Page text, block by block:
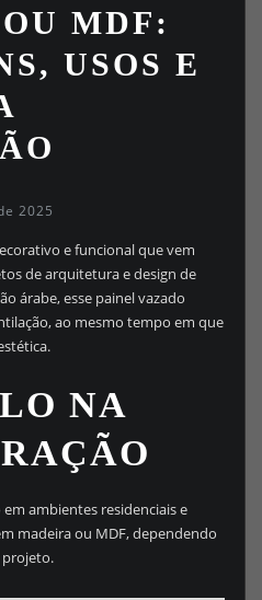
MDF:
USOS E
2025
e funcional que vem
de arquitetura e design de
árabe, esse painel vazado
ao mesmo tempo em que
NA
ambientes residenciais e
madeira ou MDF, dependendo
projeto.